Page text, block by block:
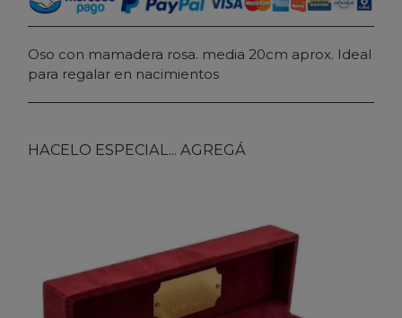
Oso con mamadera rosa. media 20cm aprox. Ideal
para regalar en nacimientos
HACELO ESPECIAL... AGREGÁ